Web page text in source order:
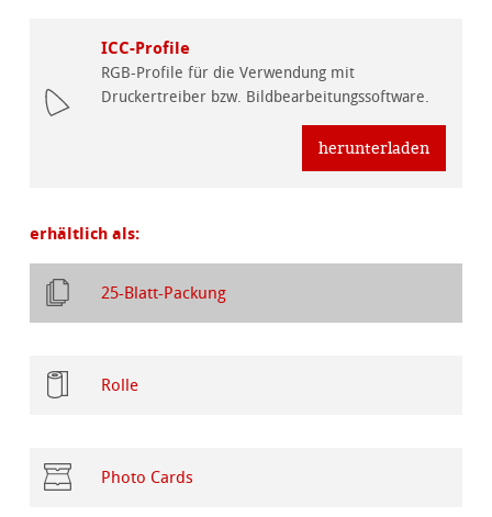
ICC-Profile
RGB-Profile für die Verwendung mit
Druckertreiber bzw. Bildbearbeitungssoftware.
herunterladen
erhältlich als:
25-Blatt-Packung
Rolle
Photo Cards